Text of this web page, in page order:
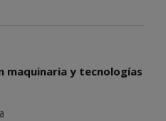
maquinaria y tecnologías